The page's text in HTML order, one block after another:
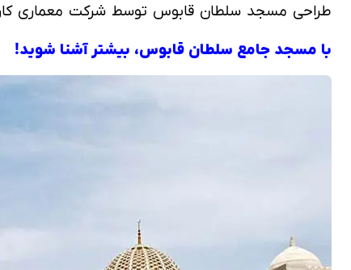
طراحی مسجد سلطان قابوس توسط شرکت معماری
با مسجد جامع سلطان قابوس، بیشتر آشنا شوید!